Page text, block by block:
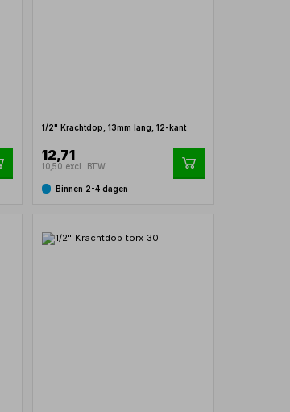
1/2" Krachtdop, 13mm lang, 12-kant
12,71
10,50 excl. BTW
Binnen 2-4 dagen